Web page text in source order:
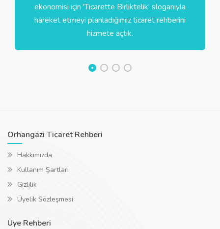
ekonomisi için 'Ticarette Birliktelik' sloganıyla
hareket etmeyi planladığımız ticaret rehberini
hizmete açtık.
Orhangazi Ticaret Rehberi
Hakkımızda
Kullanım Şartları
Gizlilik
Üyelik Sözleşmesi
Üye Rehberi